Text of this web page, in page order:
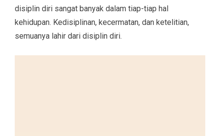
disiplin diri sangat banyak dalam tiap-tiap hal
kehidupan. Kedisiplinan, kecermatan, dan ketelitian,
semuanya lahir dari disiplin diri.